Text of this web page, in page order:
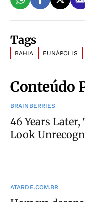
Tags
BAHIA EUNÁPOLIS